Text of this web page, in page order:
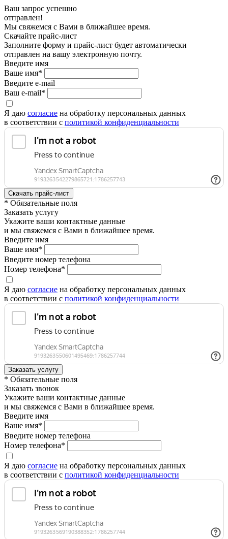
Ваш запрос успешно
отправлен!
Мы свяжемся с Вами в ближайшее время.
Скачайте прайс-лист
Заполните форму и прайс-лист будет автоматически
отправлен на вашу электронную почту.
Введите имя
Ваше имя*
Введите e-mail
Ваш e-mail*
Я даю согласие на обработку персональных данных
в соответствии с политикой конфиденциальности
* Обязательные поля
Заказать услугу
Укажите ваши контактные данные
и мы свяжемся с Вами в ближайшее время.
Введите имя
Ваше имя*
Введите номер телефона
Номер телефона*
Я даю согласие на обработку персональных данных
в соответствии с политикой конфиденциальности
* Обязательные поля
Заказать звонок
Укажите ваши контактные данные
и мы свяжемся с Вами в ближайшее время.
Введите имя
Ваше имя*
Введите номер телефона
Номер телефона*
Я даю согласие на обработку персональных данных
в соответствии с политикой конфиденциальности